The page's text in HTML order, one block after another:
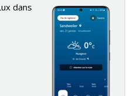
dans